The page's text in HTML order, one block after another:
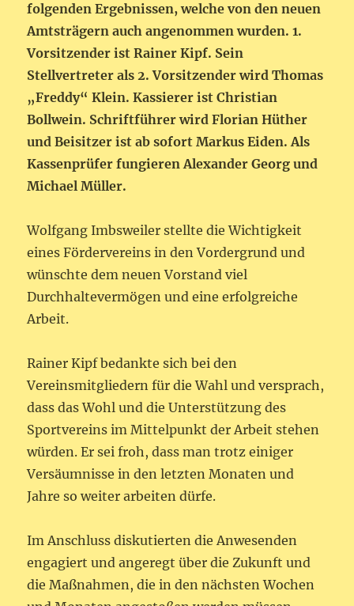
folgenden Ergebnissen, welche von den neuen
Amtsträgern auch angenommen wurden. 1.
Vorsitzender ist Rainer Kipf. Sein
Stellvertreter als 2. Vorsitzender wird Thomas
„Freddy“ Klein. Kassierer ist Christian
Bollwein. Schriftführer wird Florian Hüther
und Beisitzer ist ab sofort Markus Eiden. Als
Kassenprüfer fungieren Alexander Georg und
Michael Müller.
Wolfgang Imbsweiler stellte die Wichtigkeit
eines Fördervereins in den Vordergrund und
wünschte dem neuen Vorstand viel
Durchhaltevermögen und eine erfolgreiche
Arbeit.
Rainer Kipf bedankte sich bei den
Vereinsmitgliedern für die Wahl und versprach,
dass das Wohl und die Unterstützung des
Sportvereins im Mittelpunkt der Arbeit stehen
würden. Er sei froh, dass man trotz einiger
Versäumnisse in den letzten Monaten und
Jahre so weiter arbeiten dürfe.
Im Anschluss diskutierten die Anwesenden
engagiert und angeregt über die Zukunft und
die Maßnahmen, die in den nächsten Wochen